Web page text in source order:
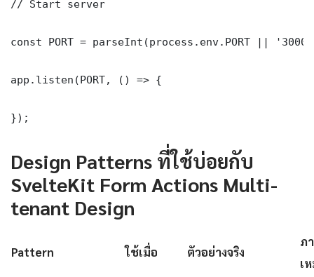
// Start server
const PORT = parseInt(process.env.PORT ||
app.listen(PORT, () => {
});
Design Patterns ที่ใช้บ่อยกับ
SvelteKit Form Actions Multi-
tenant Design
Pattern ใช้เมื่อ ตัวอย่างจริง
ภ
เ